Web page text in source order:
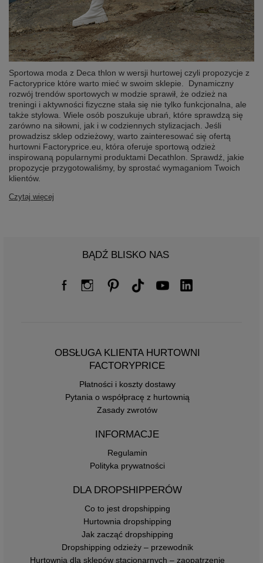
Sportowa moda z Deca thlon w wersji hurtowej czyli propozycje z
Factoryprice które warto mieć w swoim sklepie. Dynamiczny
rozwój trendów sportowych w modzie sprawił, że odzież na
treningi i aktywności fizyczne stała się nie tylko funkcjonalna, ale
także stylowa. Wiele osób poszukuje ubrań, które sprawdzą się
zarówno na siłowni, jak i w codziennych stylizacjach. Jeśli
prowadzisz sklep odzieżowy, warto zainteresować się ofertą
hurtowni Factoryprice.eu, która oferuje sportową odzież
inspirowaną popularnymi produktami Decathlon. Sprawdź, jakie
propozycje przygotowaliśmy, by sprostać wymaganiom Twoich
klientów.
Czytaj więcej
BĄDŹ BLISKO NAS
OBSŁUGA KLIENTA HURTOWNI
FACTORYPRICE
Płatności i koszty dostawy
Pytania o współpracę z hurtownią
Zasady zwrotów
INFORMACJE
Regulamin
Polityka prywatności
DLA DROPSHIPPERÓW
Co to jest dropshipping
Hurtownia dropshipping
Jak zacząć dropshipping
Dropshipping odzieży – przewodnik
Hurtownia dla sklepów stacjonarnych – zaopatrzenie